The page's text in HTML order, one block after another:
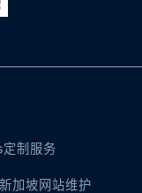
制服务
新加坡网站维护